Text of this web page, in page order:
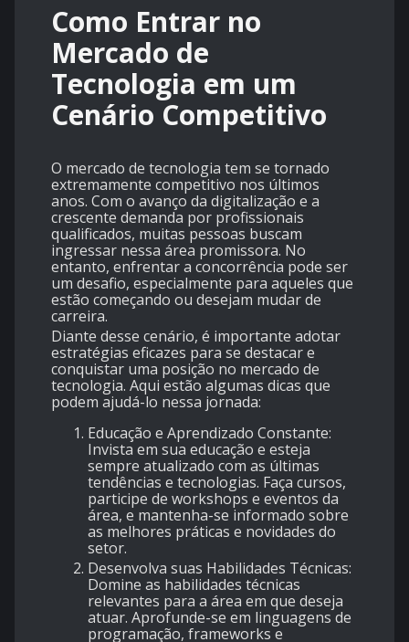
Como Entrar no
Mercado de
Tecnologia em um
Cenário Competitivo
O mercado de tecnologia tem se tornado
extremamente competitivo nos últimos
anos. Com o avanço da digitalização e a
crescente demanda por profissionais
qualificados, muitas pessoas buscam
ingressar nessa área promissora. No
entanto, enfrentar a concorrência pode ser
um desafio, especialmente para aqueles que
estão começando ou desejam mudar de
carreira.
Diante desse cenário, é importante adotar
estratégias eficazes para se destacar e
conquistar uma posição no mercado de
tecnologia. Aqui estão algumas dicas que
podem ajudá-lo nessa jornada:
Educação e Aprendizado Constante:
Invista em sua educação e esteja
sempre atualizado com as últimas
tendências e tecnologias. Faça cursos,
participe de workshops e eventos da
área, e mantenha-se informado sobre
as melhores práticas e novidades do
setor.
Desenvolva suas Habilidades Técnicas:
Domine as habilidades técnicas
relevantes para a área em que deseja
atuar. Aprofunde-se em linguagens de
programação, frameworks e